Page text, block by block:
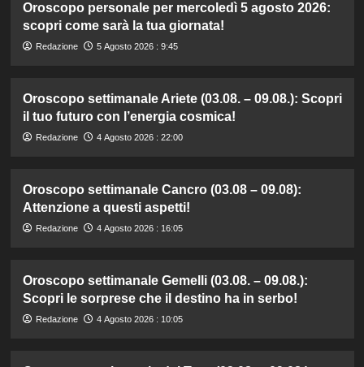
Oroscopo personale per mercoledì 5 agosto 2026:
scopri come sarà la tua giornata!
Redazione 5 Agosto 2026 : 9:45
Oroscopo settimanale Ariete (03.08. – 09.08.): Scopri
il tuo futuro con l’energia cosmica!
Redazione 4 Agosto 2026 : 22:00
Oroscopo settimanale Cancro (03.08 – 09.08):
Attenzione a questi aspetti!
Redazione 4 Agosto 2026 : 16:05
Oroscopo settimanale Gemelli (03.08. – 09.08.):
Scopri le sorprese che il destino ha in serbo!
Redazione 4 Agosto 2026 : 10:05